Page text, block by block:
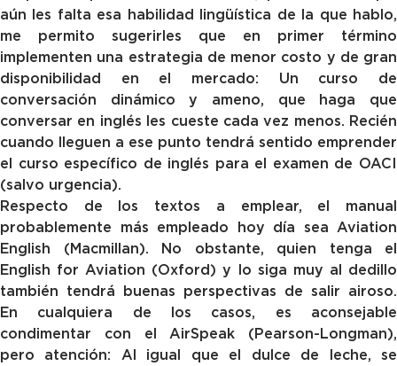
aún les falta esa habilidad lingüística de la que hablo,
me permito sugerirles que en primer término
implementen una estrategia de menor costo y de gran
disponibilidad en el mercado: Un curso de
conversación dinámico y ameno, que haga que
conversar en inglés les cueste cada vez menos. Recién
cuando lleguen a ese punto tendrá sentido emprender
el curso específico de inglés para el examen de OACI
(salvo urgencia).
Respecto de los textos a emplear, el manual
probablemente más empleado hoy día sea Aviation
English (Macmillan). No obstante, quien tenga el
English for Aviation (Oxford) y lo siga muy al dedillo
también tendrá buenas perspectivas de salir airoso.
En cualquiera de los casos, es aconsejable
condimentar con el AirSpeak (Pearson-Longman),
pero atención: Al igual que el dulce de leche, se